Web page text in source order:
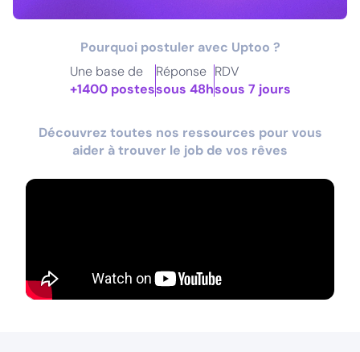
Pourquoi postuler avec Uptoo ?
Une base de
+1400 postes
Réponse
sous 48h
RDV
sous 7 jours
Découvrez toutes nos ressources pour vous
aider à trouver le job de vos rêves